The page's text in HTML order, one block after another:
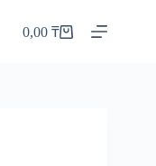
Корзина
0,00₸